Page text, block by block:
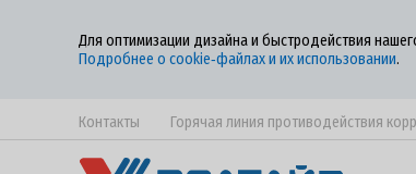
Для оптимизации дизайна и быстродействия
Подробнее о cookie‑файлах и их использовании.
Контакты Горячая линия противодействия